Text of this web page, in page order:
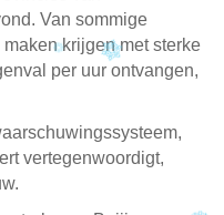
Van sommige
krijgen met sterke
per uur ontvangen,
vertegenwoordigt,